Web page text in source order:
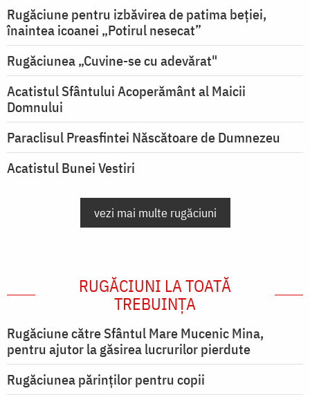
Rugăciune pentru izbăvirea de patima beției,
înaintea icoanei „Potirul nesecat”
Rugăciunea „Cuvine-se cu adevărat"
Acatistul Sfântului Acoperământ al Maicii
Domnului
Paraclisul Preasfintei Născătoare de Dumnezeu
Acatistul Bunei Vestiri
vezi mai multe rugăciuni
RUGĂCIUNI LA TOATĂ
TREBUINȚA
Rugăciune către Sfântul Mare Mucenic Mina,
pentru ajutor la găsirea lucrurilor pierdute
Rugăciunea părinților pentru copii